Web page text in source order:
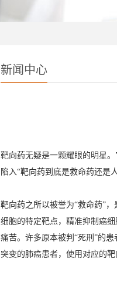
新闻中心
靶向药无疑是一颗耀眼的明星
陷入“靶向药到底是救命药还是
靶向药之所以被誉为“救命药”
细胞的特定靶点，精准抑制癌
痛苦。许多原本被判“死刑”的
突变的肺癌患者，使用对应的